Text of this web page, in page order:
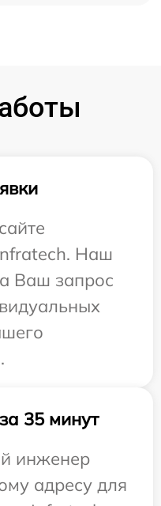
Наш
Ваш запрос
35 минут
инженер
адресу для